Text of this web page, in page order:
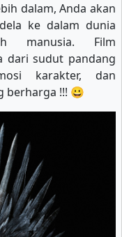
dalam, Anda akan
ke dalam dunia
manusia. Film
dari sudut pandang
karakter, dan
berharga !!! 😀